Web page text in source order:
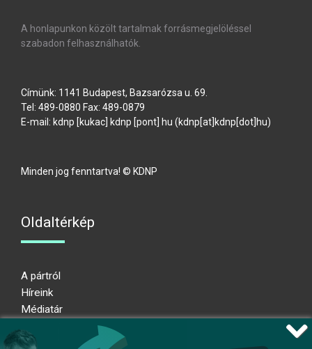
A honlapunkon közölt tartalmak forrásmegjelöléssel
szabadon felhasználhatók.
Címünk: 1141 Budapest, Bazsarózsa u. 69.
Tel: 489-0880 Fax: 489-0879
E-mail: kdnp [kukac] kdnp [pont] hu (kdnp[at]kdnp[dot]hu)
Minden jog fenntartva! © KDNP
Oldaltérkép
A pártról
Híreink
Médiatár
Adatkezelési nyilatkozat